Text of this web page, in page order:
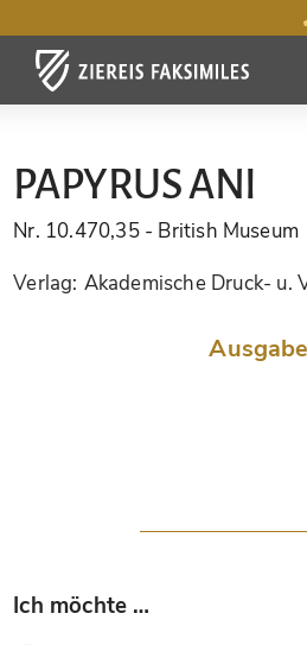
PAPYRUS ANI
Nr. 10.470,35 - British Museum
Verlag: Akademische Druck- u.
Ich möchte …